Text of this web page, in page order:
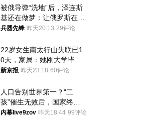
被俄导弹“洗地”后，泽连斯
基还在做梦：让俄罗斯在冬
季前求和？
兵器先锋 昨天20:13 29评论
22岁女生南太行山失联已1
0天，家属：她刚大学毕业
想到山里旅行
新京报 昨天23:18 60评论
人口告别世界第一？“二
孩”催生无效后，国家终于
向住房出手了！
内幕live9zov 昨天18:44 99评论